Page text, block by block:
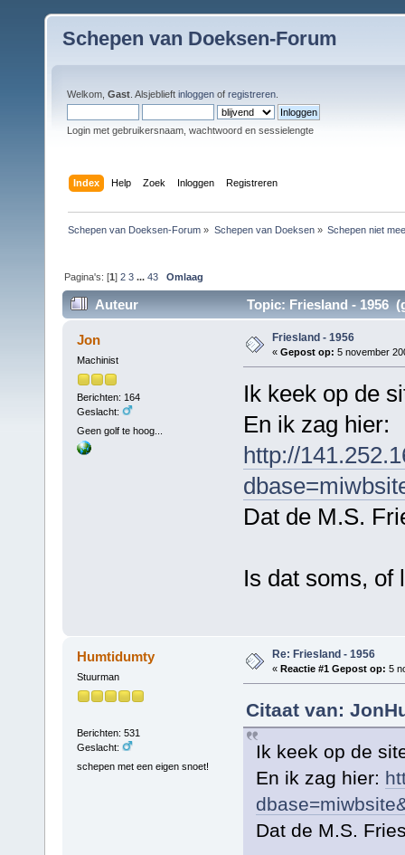
Schepen van Doeksen-Forum
Welkom, Gast . Alsjeblieft inloggen of registreren
Login met gebruikersnaam, wachtwoord en sessielengte
Index Help Zoek Inloggen Registreren
Schepen van Doeksen-Forum » Schepen van Doeksen» Schepen niet
Pagina's: [1]2 3 ...43 Omlaag
Auteur Topic: Friesland - 1956
Jon
Machinist
Berichten: 164
Geslacht:
Geen golf te hoog...
Friesland - 1956
« Gepost op: 5 november
Ik keek op de
En ik zag hier:
http://
Dat de M.S.
Is dat soms, of
Humtidumty
Stuurman
Berichten: 531
Geslacht:
schepen met een eigen snoet!
Re: Friesland - 1956
« Reactie #1 Gepost op: 5
Citaat van:
Ik keek op de
En ik zag hier:
Dat de M.S.